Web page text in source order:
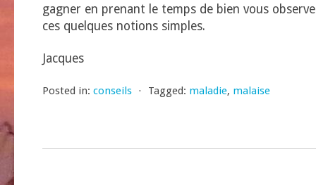
gagner en prenant le temps de bien vous
ces quelques notions simples.
Jacques
Posted in: conseils ⋅ Tagged: maladie, malaise